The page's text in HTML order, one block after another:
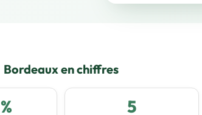
Bordeaux en chiffres
5